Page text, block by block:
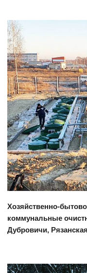
Хозяйственно-
коммунальные
Дубровичи,